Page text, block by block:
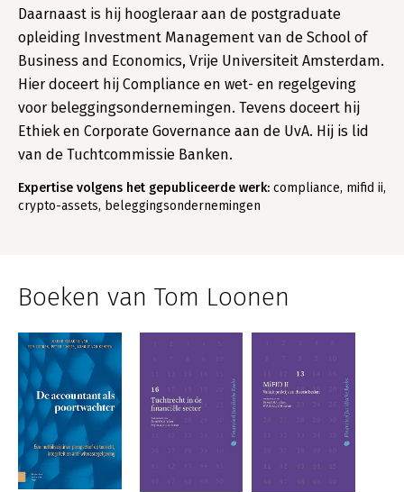
Daarnaast is hij hoogleraar aan de postgraduate
opleiding Investment Management van de School of
Business and Economics, Vrije Universiteit Amsterdam.
Hier doceert hij Compliance en wet- en regelgeving
voor beleggingsondernemingen. Tevens doceert hij
Ethiek en Corporate Governance aan de UvA. Hij is lid
van de Tuchtcommissie Banken.
Expertise volgens het gepubliceerde werk: compliance, mifid ii,
crypto-assets, beleggingsondernemingen
Boeken van Tom Loonen